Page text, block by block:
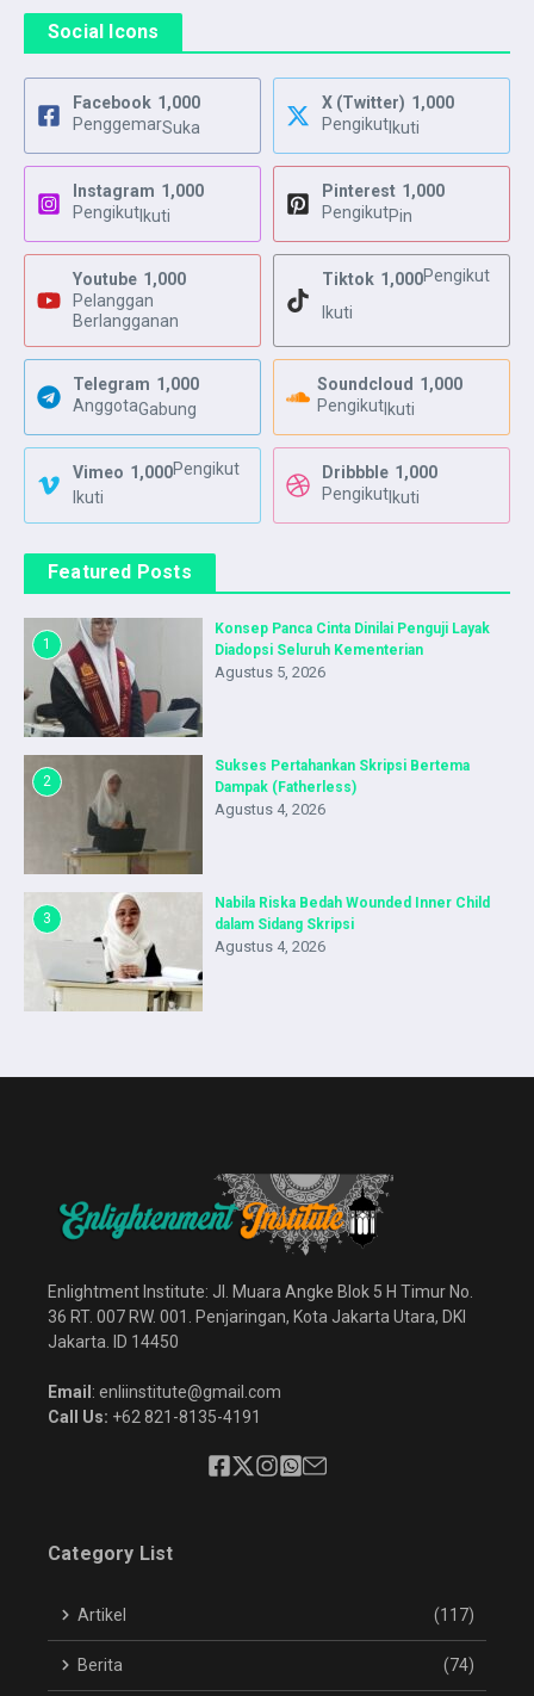
Social Icons
Facebook 1,000
PenggemarSuka
X (Twitter) 1,000
Pengikut Ikuti
Instagram 1,000
Pengikut Ikuti
Pinterest 1,000
PengikutPin
Youtube 1,000
Pelanggan
Berlangganan
Tiktok 1,000Pengikut
Ikuti
Telegram 1,000
AnggotaGabung
Soundcloud 1,000
Pengikut Ikuti
Vimeo 1,000Pengikut
Ikuti
Dribbble 1,000
Pengikut Ikuti
Featured Posts
1
Konsep Panca Cinta Dinilai Penguji Layak
Diadopsi Seluruh Kementerian
Agustus 5, 2026
2
Sukses Pertahankan Skripsi Bertema
Dampak (Fatherless)
Agustus 4, 2026
3
Nabila Riska Bedah Wounded Inner Child
dalam Sidang Skripsi
Agustus 4, 2026
Enlightment Institute: Jl. Muara Angke Blok 5 H Timur No.
36 RT. 007 RW. 001. Penjaringan, Kota Jakarta Utara, DKI
Jakarta. ID 14450
Email: enliinstitute@gmail.com
Call Us: +62 821-8135-4191
Category List
Artikel (117)
Berita (74)